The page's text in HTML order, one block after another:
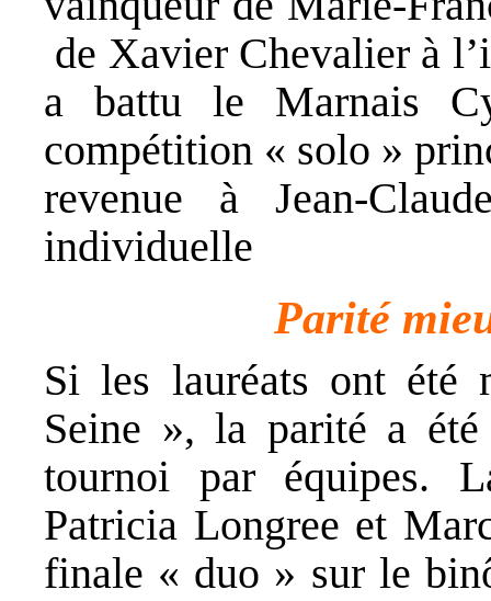
de Xavier Chevalier à
a battu le Marnais
compétition « solo »
revenue à Jean-
individuelle
Parité
Si les lauréats ont
Seine », la parité a
tournoi par équipes.
Patricia Longree et
finale « duo » sur le